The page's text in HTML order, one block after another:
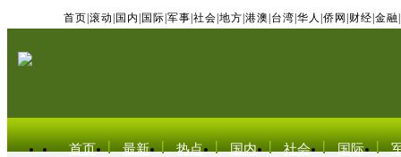
首页 滚动 国内 国际 军事 社会 地方 港澳 台湾 华人 侨网 财经 金融
首页 最新 热点 国内 社会 国际